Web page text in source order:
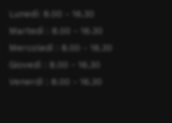
Lunedì: 8.00 - 16.30
Martedì : 8.00 - 16.30
Mercoledì : 8.00 - 16.30
Giovedì : 8.00 - 16.30
Venerdì : 8.00 - 16.30